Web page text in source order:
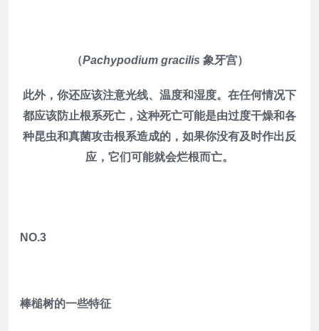
（Pachypodium gracilis 象牙宫）
此外，你还应该注意光线、温度和湿度。在任何情况下
都应该防止根系死亡，这种死亡可能是由过度干燥和各
种昆虫和真菌攻击根系造成的，如果你没有及时作出反
应，它们可能就会烂根而亡。
NO.3
棒槌树的一些特征